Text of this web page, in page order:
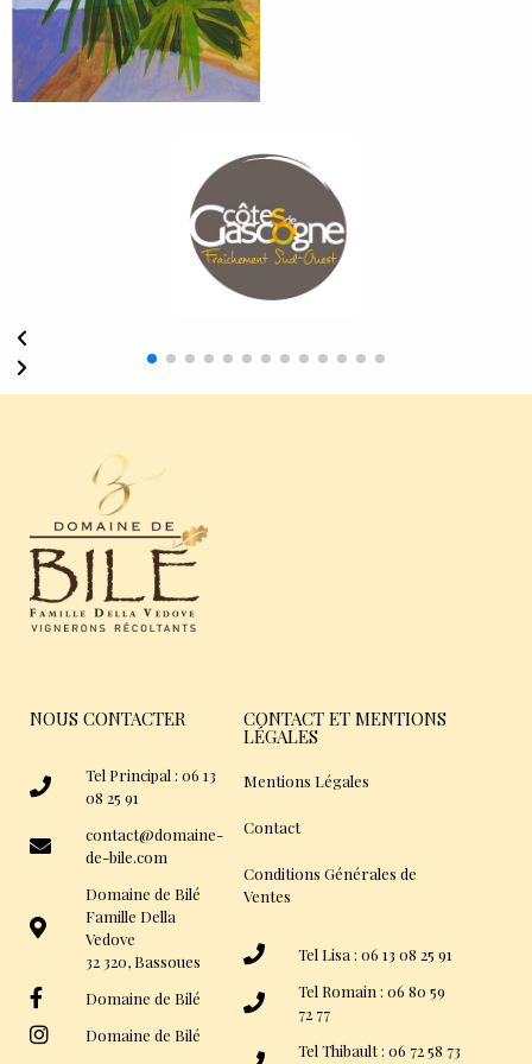
NOUS CONTACTER
Tel Principal : 06 13
08 25 91
contact@domaine-
de-bile.com
Domaine de Bilé
Famille Della
Vedove
32 320, Bassoues
Domaine de Bilé
Domaine de Bilé
CONTACT ET MENTIONS
LÉGALES
Mentions Légales
Contact
Conditions Générales de
Ventes
Tel Lisa : 06 13 08 25 91
Tel Romain : 06 80 59
72 77
Tel Thibault : 06 72 58 73